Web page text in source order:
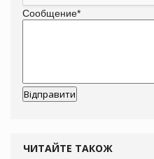
Сообщение*
ЧИТАЙТЕ ТАКОЖ